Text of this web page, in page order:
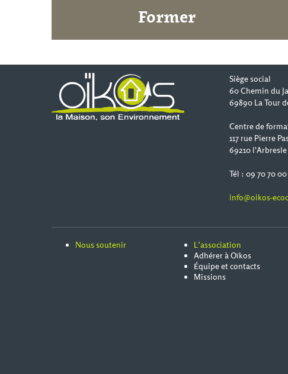
Former
Siège social
60 Chemin du
69890 La Tour
Centre de
117 rue Pierre
69210 l'Arbresle
Tél : 09 70 70 00
info@oikos-
Nous soutenir
L’association
Adhérer à Oïkos
Équipe et contacts
Missions